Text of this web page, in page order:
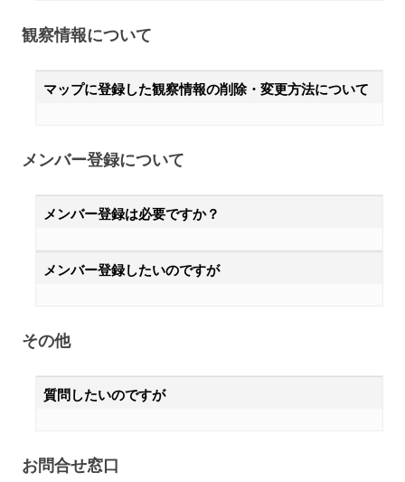
観察情報について
マップに登録した観察情報の削除・変更方法について
メンバー登録について
メンバー登録は必要ですか？
メンバー登録したいのですが
その他
質問したいのですが
お問合せ窓口